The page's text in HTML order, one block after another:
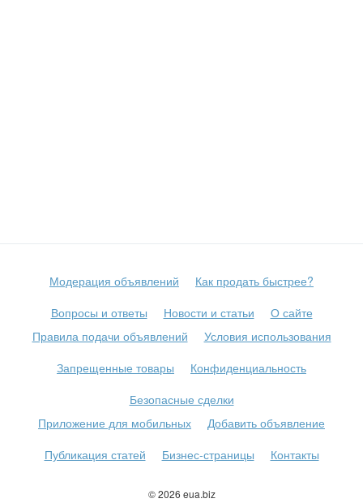
© 2026 eua.biz
Модерация объявлений
Как продать быстрее?
Вопросы и ответы
Новости и статьи
О сайте
Правила подачи объявлений
Условия использования
Запрещенные товары
Конфиденциальность
Безопасные сделки
Приложение для мобильных
Добавить объявление
Публикация статей
Бизнес-страницы Контакты